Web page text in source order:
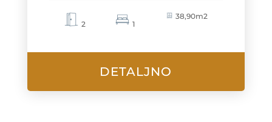
2 1
38,90m2
DETALJNO